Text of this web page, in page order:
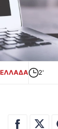
ΕΛΛΑΔΑ 2'